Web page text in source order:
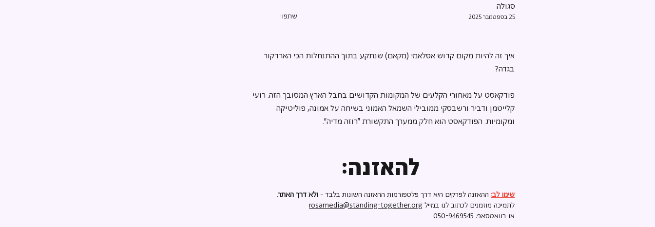
שתפו:
סגולה
25 בספטמבר 2025
איך זה להיות מקום קדוש אסלאמי (מקאם) שנתקע בתוך ההתנחלות הכי הארדקור
בגדה?
פודקאסט על מאחורי הקלעים של המקומות הקדושים בחבל הארץ המסובך הזה. רועי
קלייטמן ודביר ורשבסקי ממובילי השמאל האמוני בשיחה על אמונה, פוליטיקה
ומקומיות. הפודקאסט הוא חלק ממערך התקשורת ״רוזה מדיה״.
להאזנה:
שימו לב: ההאזנה לפרקים היא דרך פלטפורמות ההאזנה השונות בלבד - ולא דרך האתר.
לתמיכה מוזמנים לכתוב לנו במיילrosamedia@standing-together.org
או בוואטסאפ: 050-9469545